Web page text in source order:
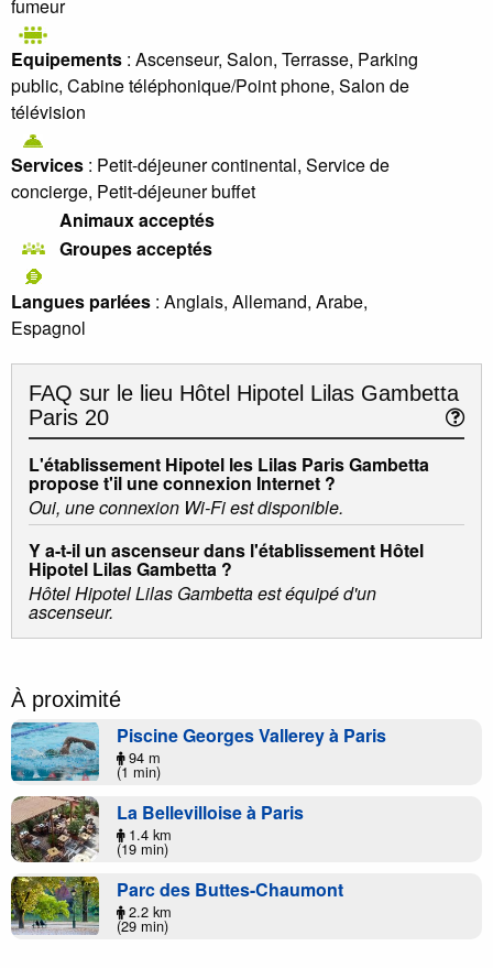
fumeur
Equipements : Ascenseur, Salon, Terrasse, Parking
public, Cabine téléphonique/Point phone, Salon de
télévision
Services : Petit-déjeuner continental, Service de
concierge, Petit-déjeuner buffet
Animaux acceptés
Groupes acceptés
Langues parlées : Anglais, Allemand, Arabe,
Espagnol
FAQ sur le lieu Hôtel Hipotel Lilas Gambetta
Paris 20
L'établissement Hipotel les Lilas Paris Gambetta
propose t'il une connexion Internet ?
Oui, une connexion Wi-Fi est disponible.
Y a-t-il un ascenseur dans l'établissement Hôtel
Hipotel Lilas Gambetta ?
Hôtel Hipotel Lilas Gambetta est équipé d'un
ascenseur.
À proximité
Piscine Georges Vallerey à Paris
94 m
(1 min)
La Bellevilloise à Paris
1.4 km
(19 min)
Parc des Buttes-Chaumont
2.2 km
(29 min)